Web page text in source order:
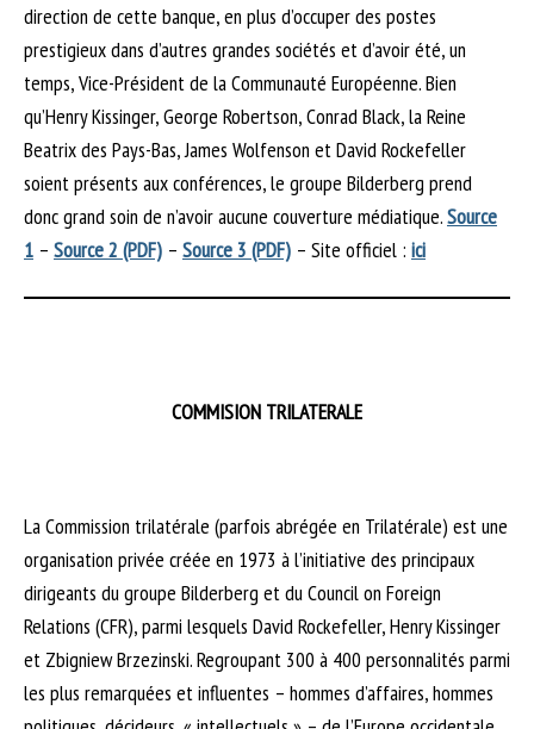
direction de cette banque, en plus d’occuper des postes
prestigieux dans d’autres grandes sociétés et d’avoir été, un
temps, Vice-Président de la Communauté Européenne. Bien
qu’Henry Kissinger, George Robertson, Conrad Black, la Reine
Beatrix des Pays-Bas, James Wolfenson et David Rockefeller
soient présents aux conférences, le groupe Bilderberg prend
donc grand soin de n’avoir aucune couverture médiatique.Source
1 – Source 2 (PDF) – Source 3 (PDF) – Site officiel : ici
COMMISION TRILATERALE
La Commission trilatérale (parfois abrégée en Trilatérale) est une
organisation privée créée en 1973 à l’initiative des principaux
dirigeants du groupe Bilderberg et du Council on Foreign
Relations (CFR), parmi lesquels David Rockefeller, Henry Kissinger
et Zbigniew Brzezinski. Regroupant 300 à 400 personnalités parmi
les plus remarquées et influentes – hommes d’affaires, hommes